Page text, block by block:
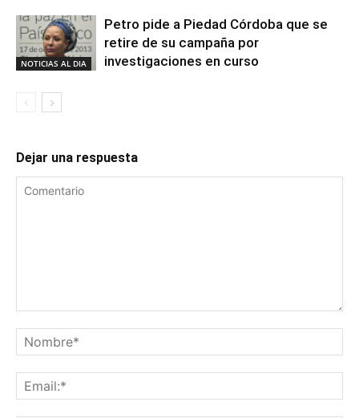
NOTICIAS AL DIA
Petro pide a Piedad Córdoba que se
retire de su campaña por
investigaciones en curso
Dejar una respuesta